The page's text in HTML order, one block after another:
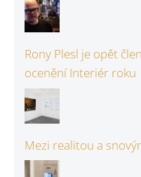
Rony Plesl je opět
ocenění Interiér roku
Mezi realitou a